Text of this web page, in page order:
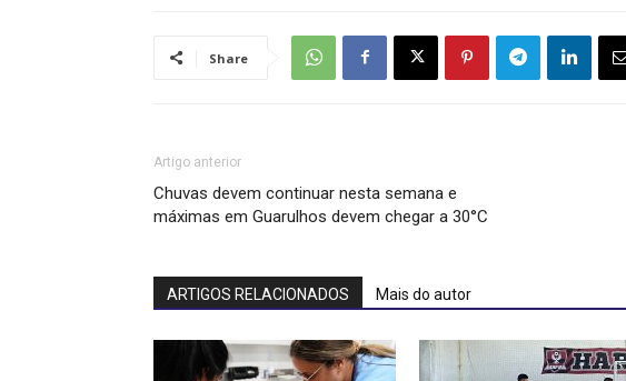
Share
Artigo anterior
Chuvas devem continuar nesta semana e
máximas em Guarulhos devem chegar a 30°C
ARTIGOS RELACIONADOS Mais do autor